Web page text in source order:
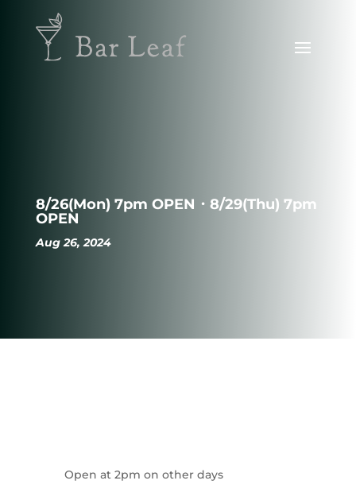
8/26(Mon) 7pm OPEN・8/29(Thu) 7pm
OPEN
Aug 26, 2024
Open at 2pm on other days